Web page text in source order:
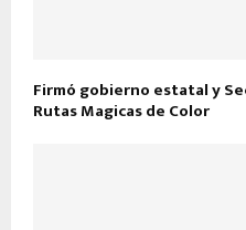
Firmó gobierno estatal y
Rutas Magicas de Color